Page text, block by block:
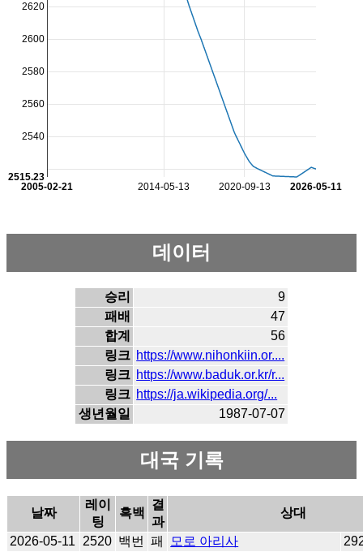
2014-05-13 2020-09-13
2005-02-21 2026-05-11
2540
2560
2580
2600
2620
2515.23
데이터
승리
9
패배
47
합계
56
링크 https://www.nihonkiin.or....
링크 https://www.baduk.or.kr/r...
링크 https://ja.wikipedia.org/...
생년월일
1987-07-07
대국 기록
날짜
레이
팅
흑백
결
과
상대
2026-05-11 2520 백번 패 모로 아리사